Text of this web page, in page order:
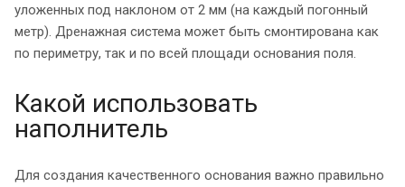
уложенных под наклоном от 2 мм (на каждый погонный
метр). Дренажная система может быть смонтирована как
по периметру, так и по всей площади основания поля.
Какой использовать
наполнитель
Для создания качественного основания важно правильно